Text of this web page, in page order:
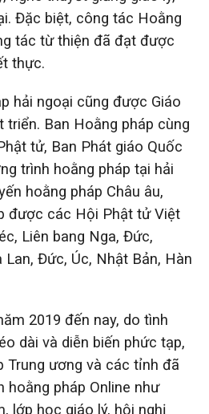
Đặc biệt, công tác Hoằng
tác từ thiện đã đạt được
thực.
hải ngoại cũng được Giáo
triển. Ban Hoằng pháp cùng
tử, Ban Phát giáo Quốc
trình hoằng pháp tại hải
hoằng pháp Châu âu,
được các Hội Phật tử Việt
Liên bang Nga, Đức,
Lan, Đức, Úc, Nhật Bản, Hàn
2019 đến nay, do tình
dài và diễn biến phức tạp,
Trung ương và các tỉnh đã
hoằng pháp Online như
lớp học giáo lý, hội nghị